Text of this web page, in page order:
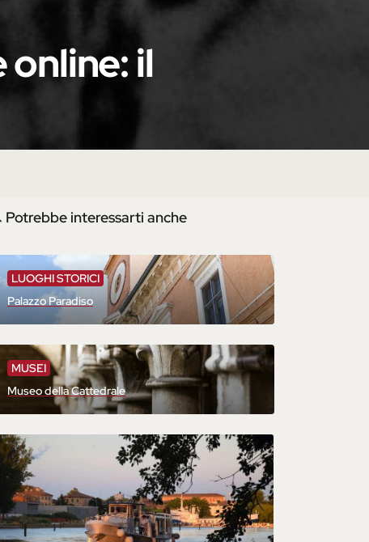
il
Potrebbe interessarti anche
LUOGHI STORICI
Palazzo Paradiso
MUSEI
Museo della Cattedrale